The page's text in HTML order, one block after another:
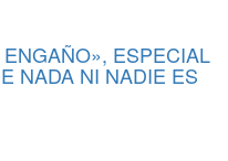
ESPECIAL
NADA NI NADIE ES